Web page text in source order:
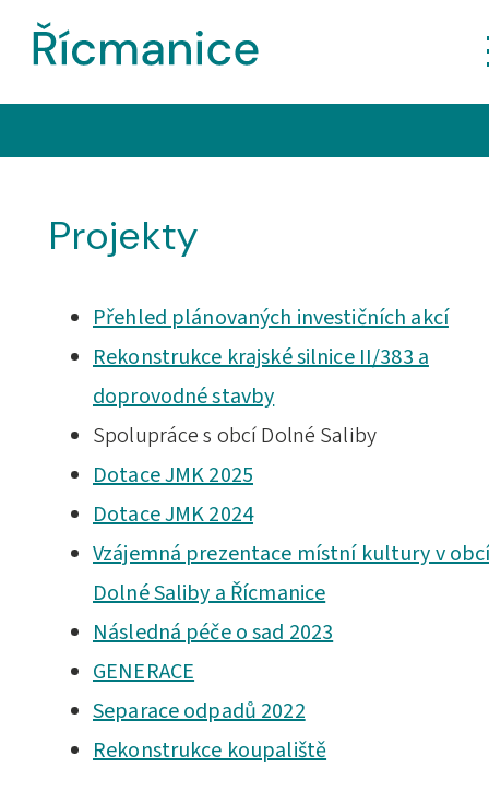
Projekty
Přehled plánovaných investičních akcí
Rekonstrukce krajské silnice II/383 a
doprovodné stavby
Spolupráce s obcí Dolné Saliby
Dotace JMK 2025
Dotace JMK 2024
Vzájemná prezentace místní kultury v
Dolné Saliby a Řícmanice
Následná péče o sad 2023
GENERACE
Separace odpadů 2022
Rekonstrukce koupaliště